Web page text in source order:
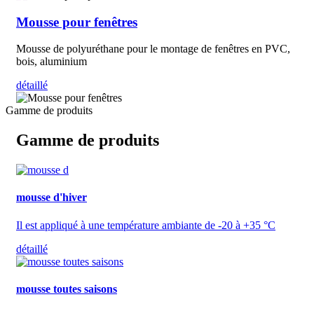
Mousse pour fenêtres
Mousse de polyuréthane pour le montage de fenêtres en PVC,
bois, aluminium
détaillé
Gamme de produits
Gamme de produits
mousse d'hiver
Il est appliqué à une température ambiante de -20 à +35 °C
détaillé
mousse toutes saisons